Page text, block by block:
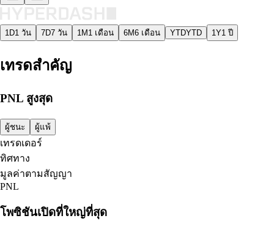
1D1 วัน 7D7 วัน 1M 1 เดือน 6M6 เดือน YTDYTD 1Y1 ปี
เทรดสำคัญ
PNL สูงสุด
ผู้ชนะ ผู้แพ้
เทรดเดอร์
ทิศทาง
มูลค่าตามสัญญา
PNL
โพซิชันเปิดที่ใหญ่ที่สุด